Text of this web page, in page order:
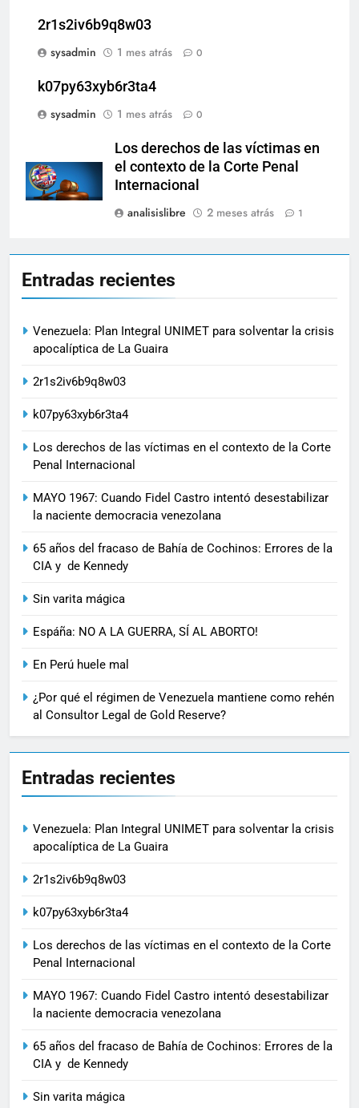
2r1s2iv6b9q8w03
sysadmin
1 mes atrás 0
k07py63xyb6r3ta4
sysadmin
1 mes atrás 0
Los derechos de las víctimas en
el contexto de la Corte Penal
Internacional
analisislibre
2 meses atrás 1
Entradas recientes
Venezuela: Plan Integral UNIMET para solventar la crisis
apocalíptica de La Guaira
2r1s2iv6b9q8w03
k07py63xyb6r3ta4
Los derechos de las víctimas en el contexto de la Corte
Penal Internacional
MAYO 1967: Cuando Fidel Castro intentó desestabilizar
la naciente democracia venezolana
65 años del fracaso de Bahía de Cochinos: Errores de la
CIA y de Kennedy
Sin varita mágica
Espáña: NO A LA GUERRA, SÍ AL ABORTO!
En Perú huele mal
¿Por qué el régimen de Venezuela mantiene como rehén
al Consultor Legal de Gold Reserve?
Entradas recientes
Venezuela: Plan Integral UNIMET para solventar la crisis
apocalíptica de La Guaira
2r1s2iv6b9q8w03
k07py63xyb6r3ta4
Los derechos de las víctimas en el contexto de la Corte
Penal Internacional
MAYO 1967: Cuando Fidel Castro intentó desestabilizar
la naciente democracia venezolana
65 años del fracaso de Bahía de Cochinos: Errores de la
CIA y de Kennedy
Sin varita mágica